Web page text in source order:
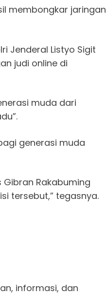
membongkar jaringan
Jenderal Listyo Sigit
judi online di
muda dari
generasi muda
Rakabuming
tersebut,” tegasnya.
informasi, dan